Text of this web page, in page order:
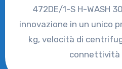
472DE/1-S H-WASH
innovazione in un unico
kg, velocità di
connettività